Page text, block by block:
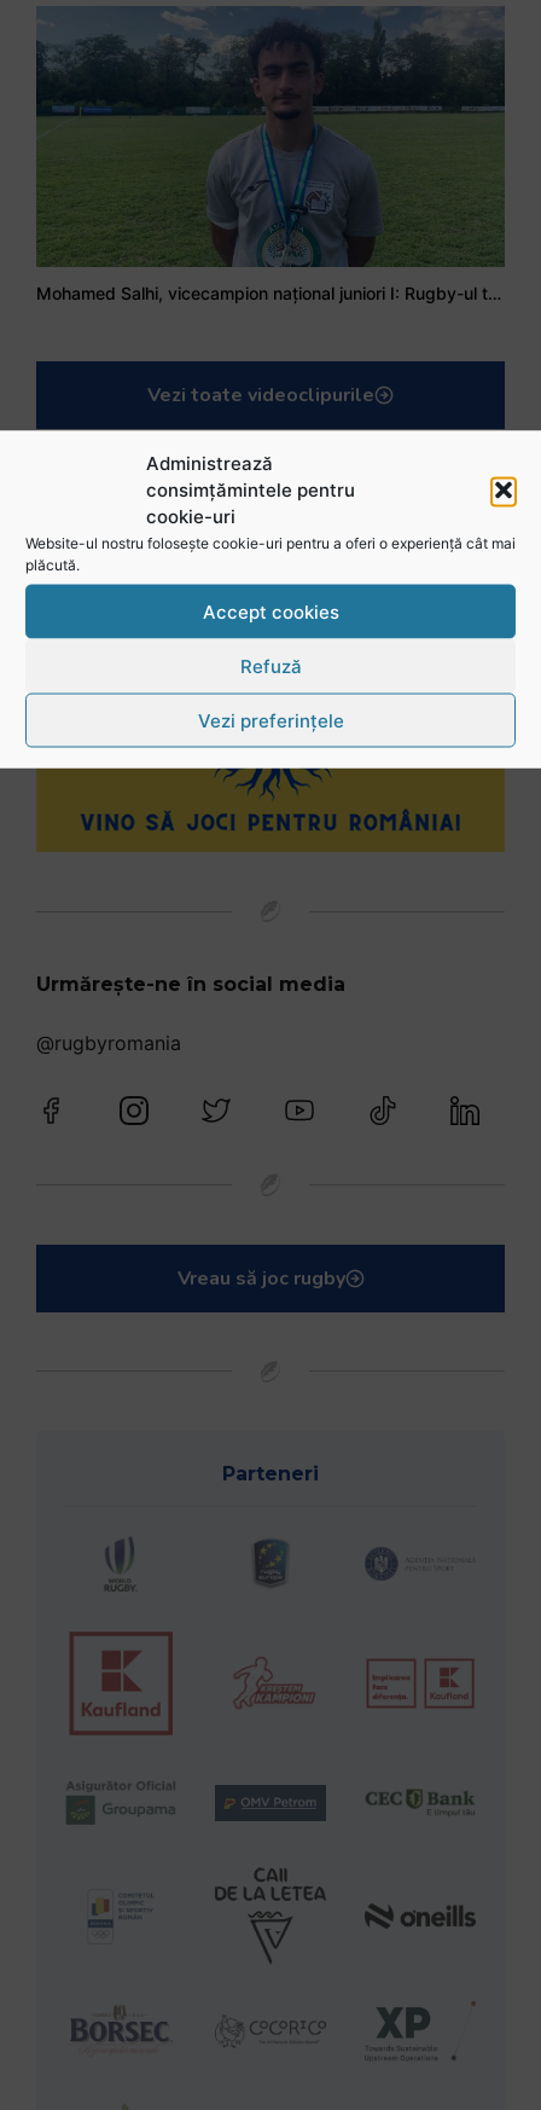
Administrează
consimțămintele pentru
cookie-uri
Website-ul nostru folosește cookie-uri pentru a oferi o experiență cât mai
plăcută.
Accept cookies
Refuză
Vezi preferințele
Mohamed Salhi, vicecampion național juniori I: Rugby-ul te învață să accepți și înfrângerile
Vezi toate videoclipurile
Urmărește-ne în social media
@rugbyromania
Vreau să joc rugby
Parteneri